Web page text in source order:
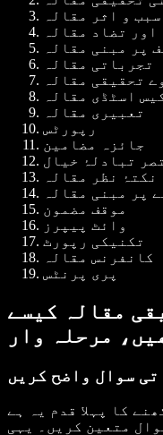
سبب و اثر مقالہ
اور تضاد مقالہ
پر مبنی مقالہ
تجرباتی مقالہ
تحقیقی مقالہ
اسٹڈی مقالہ
تعبیری مقالہ
رپورٹس
جائزہ مضامین
تبادلۂ خیال
نکتۂ نظر مقالہ
پر مبنی مقالہ
موقف مضمون
وائٹ پیپرز
تکنیکی رپورٹ
کانفرنس مقالہ
پری پرنٹس
مقالہ کیسے
مرحلہ وار
کا پہلا قدم یہ ہے
متعین کریں۔ یہی